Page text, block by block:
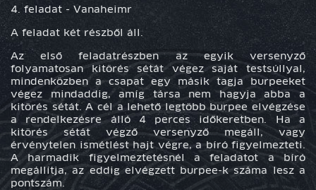
4. feladat - Vanaheimr
A feladat két részből áll.
Az első feladatrészben az egyik versenyző
folyamatosan kitörés sétát végez saját testsúllyal,
mindenközben a csapat egy másik tagja burpeeket
végez mindaddig, amíg társa nem hagyja abba a
kitörés sétát. A cél a lehető legtöbb burpee elvégzése
a rendelkezésre álló 4 perces időkeretben. Ha a
kitörés sétát végző versenyző megáll, vagy
érvénytelen ismétlést hajt végre, a bíró figyelmezteti.
A harmadik figyelmeztetésnél a feladatot a bíró
megállítja, az eddig elvégzett burpee-k száma lesz a
pontszám.